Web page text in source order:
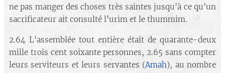
ne pas manger des choses très saintes jusqu'à ce qu'un
sacrificateur ait consulté l'urim et le thummim.
2.64 L'assemblée tout entière était de quarante-deux
mille trois cent soixante personnes, 2.65 sans compter
leurs serviteurs et leurs servantes (Amah), au nombre